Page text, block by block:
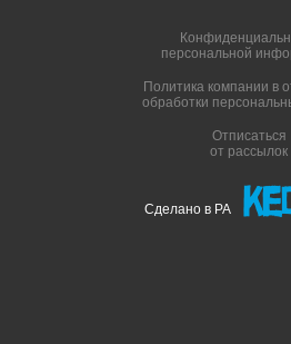
персональной
Политика компании в
обработки
Отписаться
от рассылок
Сделано в РА